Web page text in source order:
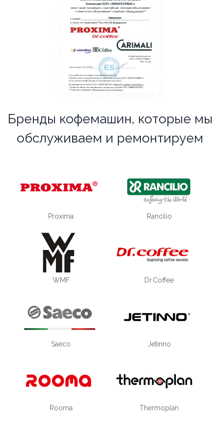
Бренды кофемашин, которые мы
обслуживаем и ремонтируем
Proxima Rancilio
WMF Dr.Coffee
Saeco Jetinno
Rooma Thermoplan